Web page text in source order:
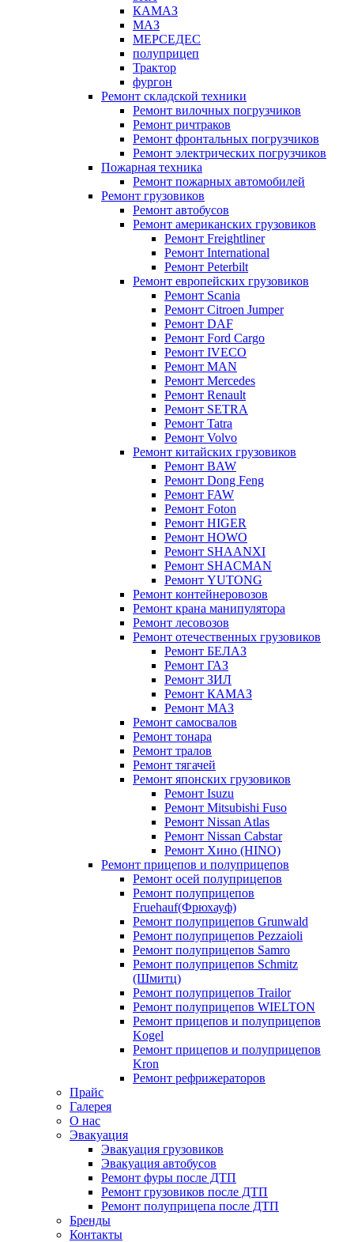
КАМАЗ
МАЗ
МЕРСЕДЕС
полуприцеп
Трактор
фургон
Ремонт складской техники
Ремонт вилочных погрузчиков
Ремонт ричтраков
Ремонт фронтальных погрузчиков
Ремонт электрических погрузчиков
Пожарная техника
Ремонт пожарных автомобилей
Ремонт грузовиков
Ремонт автобусов
Ремонт американских грузовиков
Ремонт Freightliner
Ремонт International
Ремонт Peterbilt
Ремонт европейских грузовиков
Ремонт Scania
Ремонт Citroen Jumper
Ремонт DAF
Ремонт Ford Cargo
Ремонт IVECO
Ремонт MAN
Ремонт Mercedes
Ремонт Renault
Ремонт SETRA
Ремонт Tatra
Ремонт Volvo
Ремонт китайских грузовиков
Ремонт BAW
Ремонт Dong Feng
Ремонт FAW
Ремонт Foton
Ремонт HIGER
Ремонт HOWO
Ремонт SHAANXI
Ремонт SHACMAN
Ремонт YUTONG
Ремонт контейнеровозов
Ремонт крана манипулятора
Ремонт лесовозов
Ремонт отечественных грузовиков
Ремонт БЕЛАЗ
Ремонт ГАЗ
Ремонт ЗИЛ
Ремонт КАМАЗ
Ремонт МАЗ
Ремонт самосвалов
Ремонт тонара
Ремонт тралов
Ремонт тягачей
Ремонт японских грузовиков
Ремонт Isuzu
Ремонт Mitsubishi Fuso
Ремонт Nissan Atlas
Ремонт Nissan Cabstar
Ремонт Хино (HINO)
Ремонт прицепов и полуприцепов
Ремонт осей полуприцепов
Ремонт полуприцепов
Fruehauf(Фрюхауф)
Ремонт полуприцепов Grunwald
Ремонт полуприцепов Pezzaioli
Ремонт полуприцепов Samro
Ремонт полуприцепов Schmitz
(Шмитц)
Ремонт полуприцепов Trailor
Ремонт полуприцепов WIELTON
Ремонт прицепов и полуприцепов
Kogel
Ремонт прицепов и полуприцепов
Kron
Ремонт рефрижераторов
Прайс
Галерея
О нас
Эвакуация
Эвакуация грузовиков
Эвакуация автобусов
Ремонт фуры после ДТП
Ремонт грузовиков после ДТП
Ремонт полуприцепа после ДТП
Бренды
Контакты